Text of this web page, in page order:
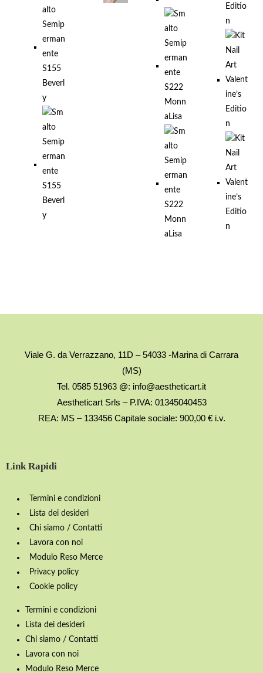
Viale G. da Verrazzano, 11D – 54033 -Marina di Carrara
(MS)
Tel. 0585 51963 @: info@aestheticart.it
Aestheticart Srls – P.IVA: 01345040453
REA: MS – 133456 Capitale sociale: 900,00 € i.v.
Link Rapidi
Termini e condizioni
Lista dei desideri
Chi siamo / Contatti
Lavora con noi
Modulo Reso Merce
Privacy policy
Cookie policy
Termini e condizioni
Lista dei desideri
Chi siamo / Contatti
Lavora con noi
Modulo Reso Merce